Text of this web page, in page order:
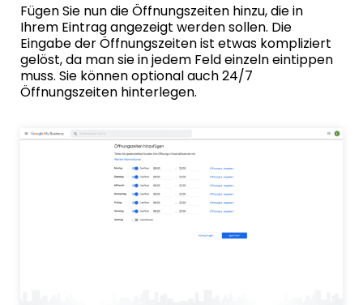
Fügen Sie nun die Öffnungszeiten hinzu, die in
Ihrem Eintrag angezeigt werden sollen. Die
Eingabe der Öffnungszeiten ist etwas kompliziert
gelöst, da man sie in jedem Feld einzeln eintippen
muss. Sie können optional auch 24/7
Öffnungszeiten hinterlegen.